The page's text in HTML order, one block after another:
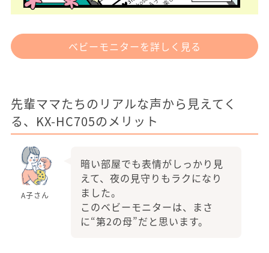
ベビーモニターを詳しく見る
先輩ママたちのリアルな声から見えてく
る、KX-HC705のメリット
A子さん
暗い部屋でも表情がしっかり見
えて、夜の見守りもラクになり
ました。
このベビーモニターは、まさ
に“第2の母”だと思います。